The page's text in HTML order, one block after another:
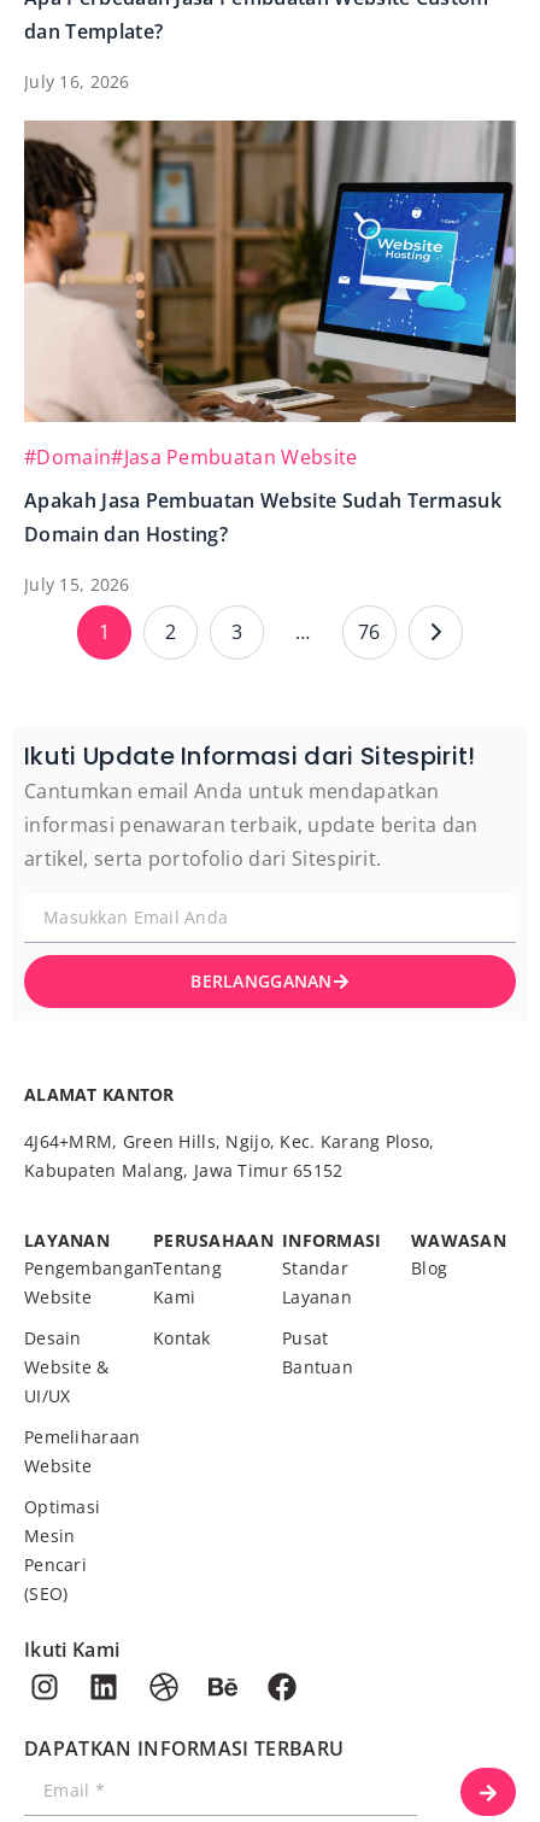
dan Template?
July 16, 2026
#Domain#Jasa Pembuatan Website
Apakah Jasa Pembuatan Website Sudah Termasuk
Domain dan Hosting?
July 15, 2026
1 2 3 … 76
Ikuti Update Informasi dari Sitespirit!
Cantumkan email Anda untuk mendapatkan
informasi penawaran terbaik, update berita dan
artikel, serta portofolio dari Sitespirit.
BERLANGGANAN
ALAMAT KANTOR
4J64+MRM, Green Hills, Ngijo, Kec. Karang Ploso,
Kabupaten Malang, Jawa Timur 65152
LAYANAN
Pengembangan
Website
Desain
Website &
UI/UX
Pemeliharaan
Website
Optimasi
Mesin
Pencari
(SEO)
PERUSAHAAN
Tentang
Kami
Kontak
INFORMASI
Standar
Layanan
Pusat
Bantuan
WAWASAN
Blog
Ikuti Kami
DAPATKAN INFORMASI TERBARU